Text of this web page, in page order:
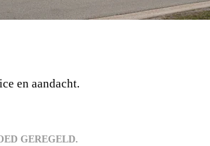
en aandacht.
GEREGELD.